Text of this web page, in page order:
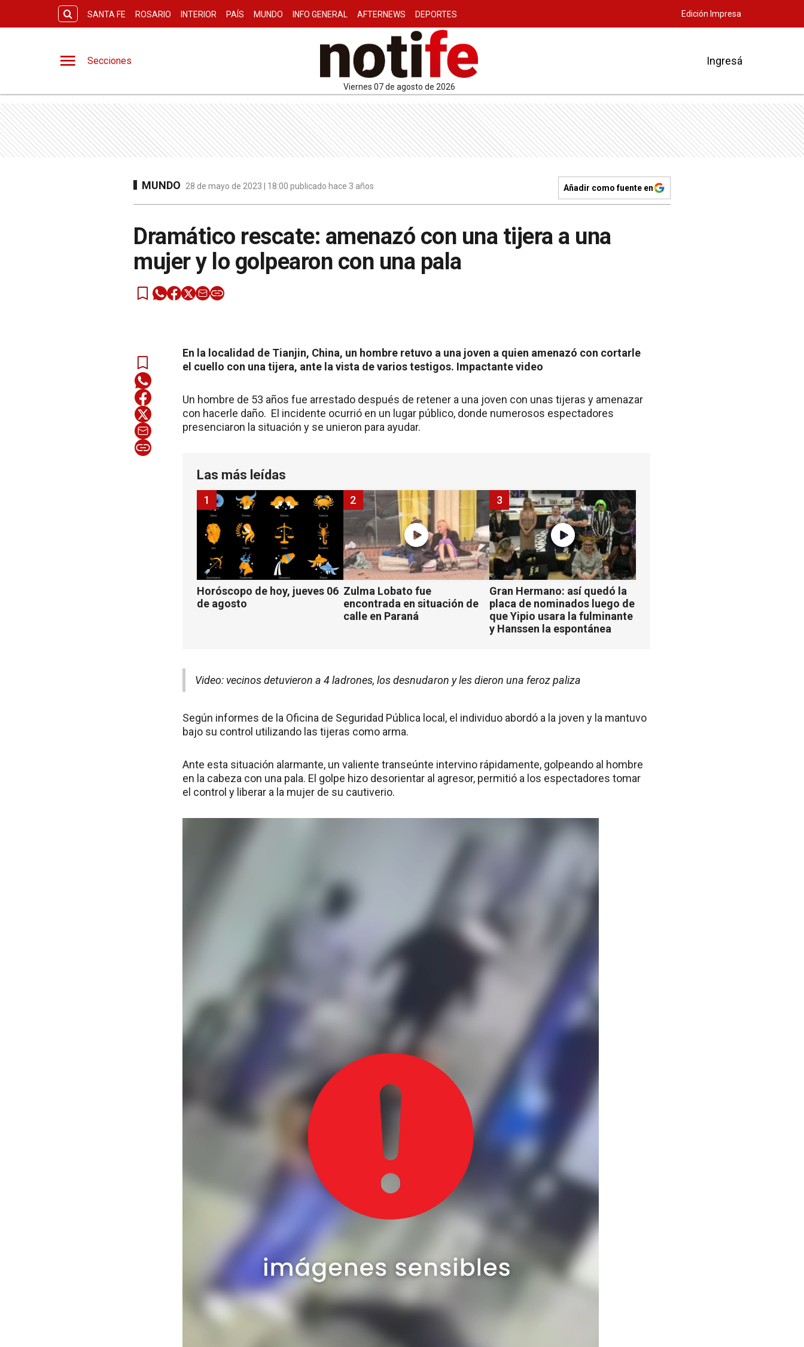
SANTA FE ROSARIO INTERIOR PAÍS MUNDO INFO GENERAL AFTERNEWS DEPORTES Edición Impresa
Secciones
viernes 07 de agosto de 2026
Ingresá
MUNDO 28 de mayo de 2023 | 18:00 publicado hace 3 años Añadir como fuente en
Dramático rescate: amenazó con una tijera a una
mujer y lo golpearon con una pala
En la localidad de Tianjin, China, un hombre retuvo a una joven a quien amenazó con cortarle
el cuello con una tijera, ante la vista de varios testigos. Impactante video
Un hombre de 53 años fue arrestado después de retener a una joven con unas tijeras y amenazar
con hacerle daño. El incidente ocurrió en un lugar público, donde numerosos espectadores
presenciaron la situación y se unieron para ayudar.
Las más leídas
Horóscopo de hoy, jueves 06
de agosto
1
Zulma Lobato fue
encontrada en situación de
calle en Paraná
2
Gran Hermano: así quedó la
placa de nominados luego de
que Yipio usara la fulminante
y Hanssen la espontánea
3
Video: vecinos detuvieron a 4 ladrones, los desnudaron y les dieron una feroz paliza
Según informes de la Oficina de Seguridad Pública local, el individuo abordó a la joven y la mantuvo
bajo su control utilizando las tijeras como arma.
Ante esta situación alarmante, un valiente transeúnte intervino rápidamente, golpeando al hombre
en la cabeza con una pala. El golpe hizo desorientar al agresor, permitió a los espectadores tomar
el control y liberar a la mujer de su cautiverio.